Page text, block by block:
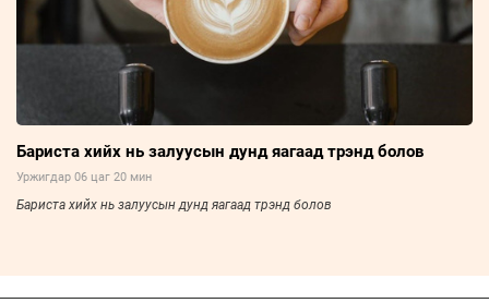
Бариста хийх нь залуусын дунд яагаад трэнд болов
Уржигдар 06 цаг 20 мин
Бариста хийх нь залуусын дунд яагаад трэнд болов